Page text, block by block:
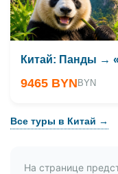
Китай: Панды →
9465 BYN BYN
Все туры в Китай →
На странице